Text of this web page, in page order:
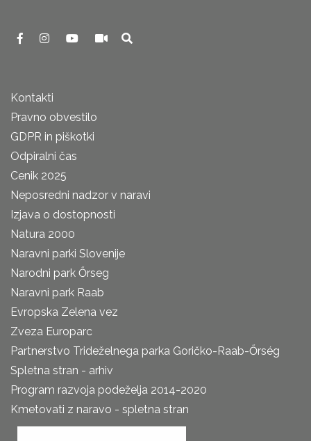
Kontakti
Pravno obvestilo
GDPR in piškotki
Odpiralni čas
Cenik 2025
Neposredni nadzor v naravi
Izjava o dostopnosti
Natura 2000
Naravni parki Slovenije
Narodni park Őrseg
Naravni park Raab
Evropska Zelena vez
Zveza Europarc
Partnerstvo Trideželnega parka Goričko-Raab-Őrség
Spletna stran - arhiv
Program razvoja podeželja 2014-2020
Kmetovati z naravo - spletna stran